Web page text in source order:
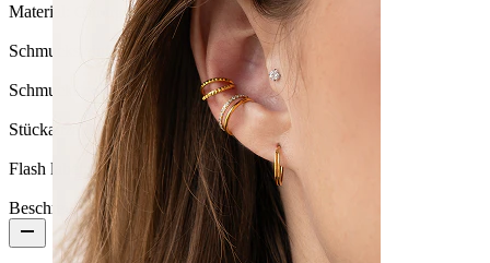
Material: Chirurgenstahl
Schmucksteinfarbe:Durchsichtig
Schmucksteintyp:Kubischer Zirkonia
Stückanzahl:1
Flash label:3 für 2
Beschreibung